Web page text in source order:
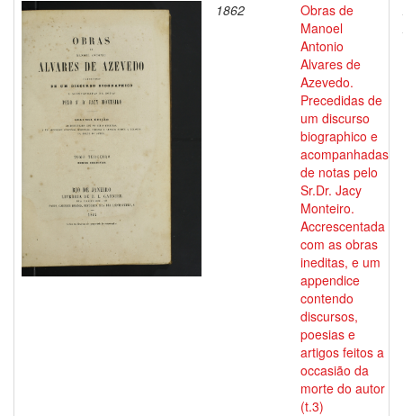
1862
Obras de
Manoel
Antonio
Alvares de
Azevedo.
Precedidas de
um discurso
biographico e
acompanhadas
de notas pelo
Sr.Dr. Jacy
Monteiro.
Accrescentada
com as obras
ineditas, e um
appendice
contendo
discursos,
poesias e
artigos feitos a
occasião da
morte do autor
(t.3)